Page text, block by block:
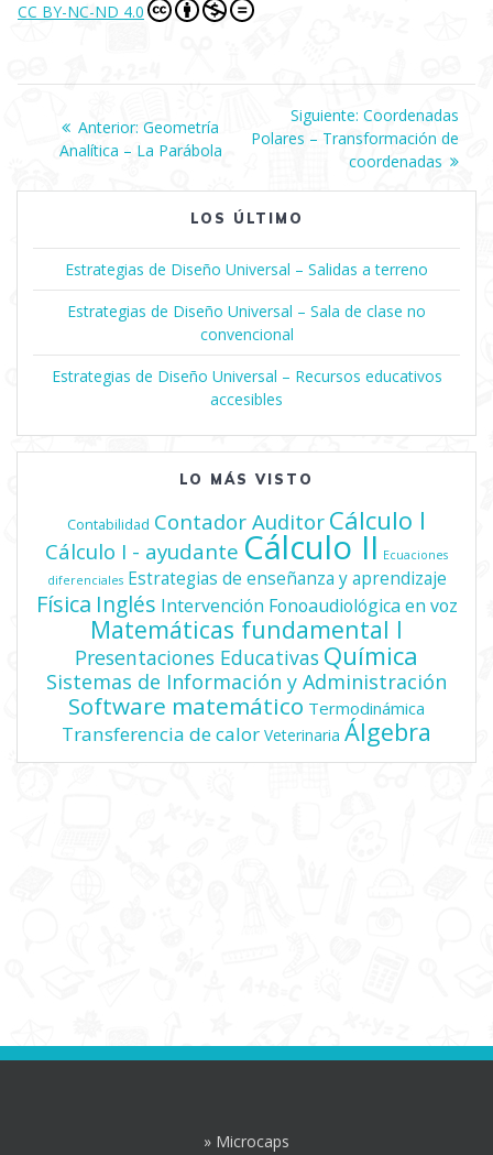
CC BY-NC-ND 4.0
Navegación
Anterior: Entrada
anterior:
Geometría
Analítica – La Parábola
Siguiente: Siguiente
entrada:
Coordenadas
Polares – Transformación de
coordenadas
LOS ÚLTIMO
Estrategias de Diseño Universal – Salidas a terreno
Estrategias de Diseño Universal – Sala de clase no
convencional
Estrategias de Diseño Universal – Recursos educativos
accesibles
LO MÁS VISTO
Contabilidad Contador Auditor Cálculo I
Cálculo I - ayudante Cálculo II Ecuaciones
diferenciales Estrategias de enseñanza y aprendizaje
Física Inglés Intervención Fonoaudiológica en voz
Matemáticas fundamental I
Presentaciones Educativas Química
Sistemas de Información y Administración
Software matemático Termodinámica
Transferencia de calor Veterinaria Álgebra
» Microcaps